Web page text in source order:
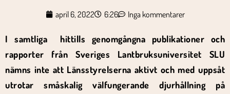
april 6, 2022 6:26 Inga kommentarer
I samtliga hittills genomgångna publikationer och
rapporter från Sveriges Lantbruksuniversitet SLU
nämns inte att Länsstyrelserna aktivt och med uppsåt
utrotar småskalig välfungerande djurhållning på